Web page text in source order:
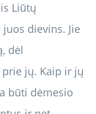
Liūtų
dievins. Jie
dėl
jų. Kaip ir jų
būti dėmesio